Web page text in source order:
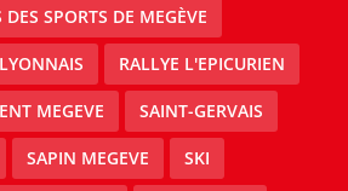
DES SPORTS DE MEGÈVE
RALLYE L'EPICURIEN
MEGEVE SAINT-GERVAIS
SAPIN MEGEVE SKI